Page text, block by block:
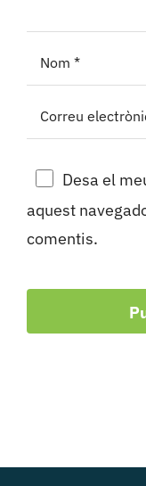
Desa el
aquest
comentis.